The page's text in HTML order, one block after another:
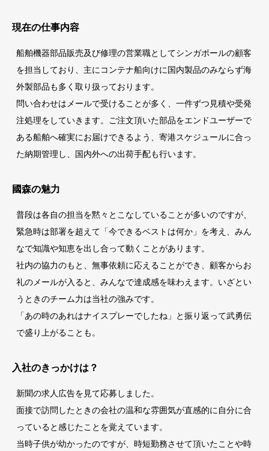
現在の仕事内容
船舶機器部品販売及び修理の営業職としてシンガポールの顧客
を担当しており、主にコンテナ船向けに国内製品のみならず海
外製部品も多く取り扱っております。
問い合わせはメールで受けることが多く、一件ずつ見積や受発
注処理をしていきます。ご注文頂いた部品をエンドユーザーで
ある船舶へ確実にお届けできるよう、寄港スケジュールに合っ
た納期管理し、国内外への出荷手配も行います。
國森の魅力
普段は各自の担当を黙々とこなしていることが多いのですが、
緊急時は部署を超えて「今できるベストは何か」を考え、みん
なで知識や知恵を出し合って動くことがあります。
社内の協力のもと、無事依頼に応えることができ、顧客からお
礼のメールが入ると、みんなで達成感を味わえます。いざとい
うときのチーム力は当社の強みです。
「あの時のあれはナイスプレーでしたね」と振り返って武勇伝
で盛り上がることも。
入社のきっかけは？
新聞の求人広告を見て応募しました。
面接で訪問したときの会社の温和な雰囲気が直感的に自分に合
っていると感じたことを覚えています。
当時子供が幼かったのですが、時短勤務させて頂いたことや時